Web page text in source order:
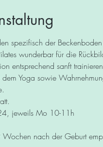
spezifisch der
wunderbar für die
entsprechend sanft
dem Yoga sowie
jeweils Mo 10-11h
nach der Geburt